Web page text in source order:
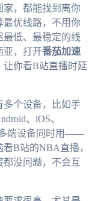
家，都能找到离你
最优线路，不用你
低、最稳定的线
亚，打开番茄加速
你看B站直播时延
多个设备，比如手
、iOS、
多端设备同时用——
B站的NBA直播，
没问题，不会互